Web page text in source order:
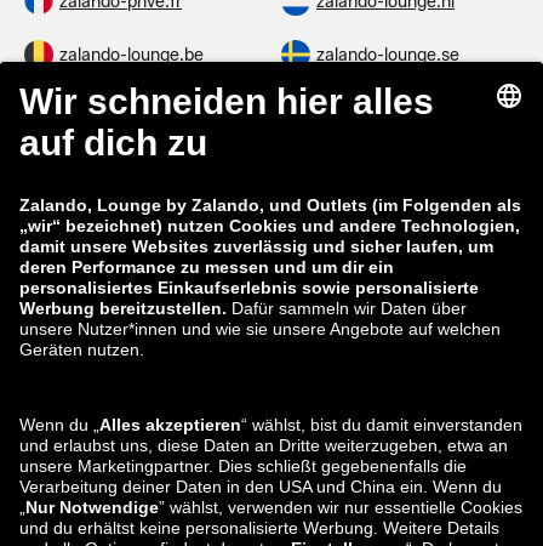
zalando-lounge.be zalando-lounge.se
zalando-lounge.fi zalando-lounge.dk
zalando-lounge.co.uk
zalando-prive.es zalando-lounge.cz
zalando-lounge.lt zalando-lounge.sk
zalando-lounge.ro zalando-lounge.hr
zalando-lounge.lu zalando-lounge.ee
zalando-lounge.lv zalando-lounge.no